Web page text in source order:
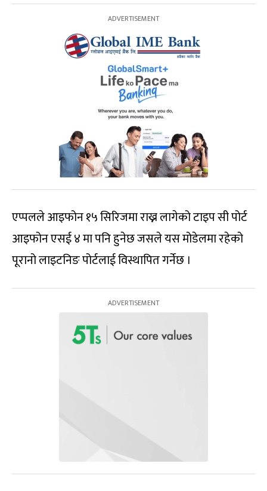
एप्पलले आइफोन १५ सिरिजमा राख्न लागेको टाइप सी पोर्ट
आइफोन एसई ४ मा पनि हुनेछ जसले यस मोडेलमा रहेको
पूरानो लाइटनिङ पोर्टलाई विस्थापित गर्नेछ ।